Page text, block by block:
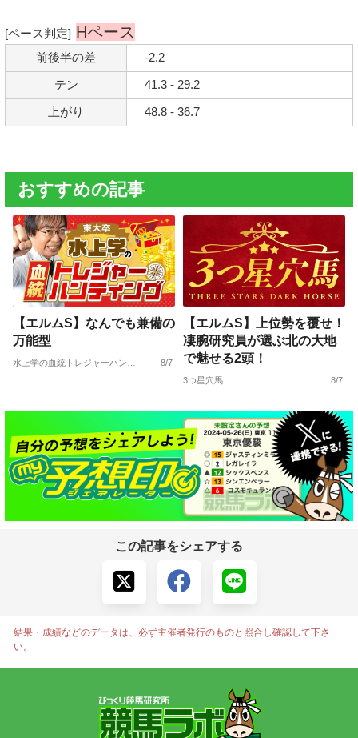
[ペース判定] Hペース
前後半の差 -2.2
テン 41.3 - 29.2
上がり 48.8 - 36.7
おすすめの記事
【エルムS】なんでも兼備の
万能型
水上学の血統トレジャーハンティング 8/7
【エルムS】上位勢を覆せ！
凄腕研究員が選ぶ北の大地
で魅せる2頭！
3つ星穴馬 8/7
この記事をシェアする
結果・成績などのデータは、必ず主催者発行のものと照合し確認して下さ
い。